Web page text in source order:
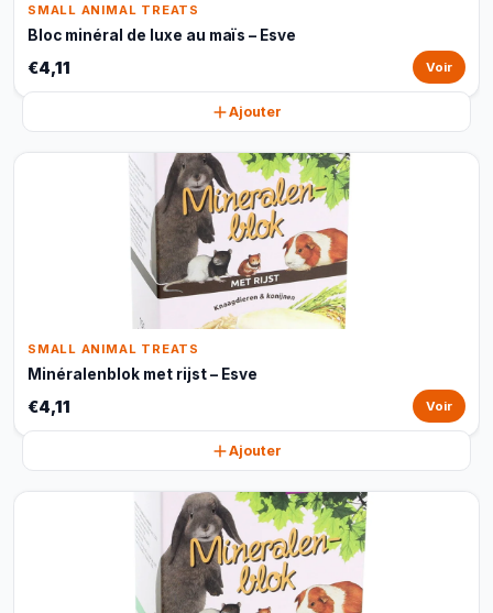
SMALL ANIMAL TREATS
Bloc minéral de luxe au maïs – Esve
€4,11 Voir
Ajouter
SMALL ANIMAL TREATS
Minéralenblok met rijst – Esve
€4,11 Voir
Ajouter